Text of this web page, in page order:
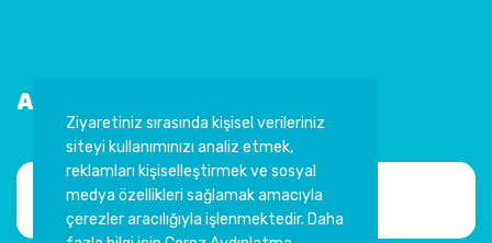
Abonnez-vous à la newsletter
Ziyaretiniz sırasında kişisel verileriniz
siteyi kullanımınızı analiz etmek,
reklamları kişiselleştirmek ve sosyal
medya özellikleri sağlamak amacıyla
çerezler aracılığıyla işlenmektedir. Daha